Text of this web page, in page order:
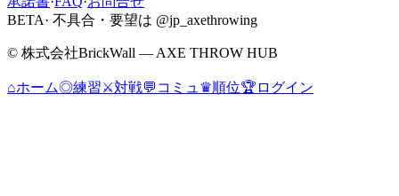
BETA· 不具合・要望は @jp_axethrowing
© 株式会社BrickWall — AXE THROW HUB
⌂ホーム◎練習⚔対戦💬 コミュ ♛順位🏆 ログイン